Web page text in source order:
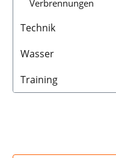
Verbrennungen
Technik
Wasser
Training